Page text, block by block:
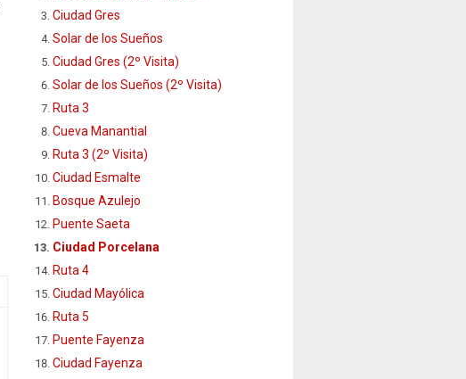
Ciudad Gres
Solar de los Sueños
Ciudad Gres (2º Visita)
Solar de los Sueños (2º Visita)
Ruta 3
Cueva Manantial
Ruta 3 (2º Visita)
Ciudad Esmalte
Bosque Azulejo
Puente Saeta
Ciudad Porcelana
Ruta 4
Ciudad Mayólica
Ruta 5
Puente Fayenza
Ciudad Fayenza